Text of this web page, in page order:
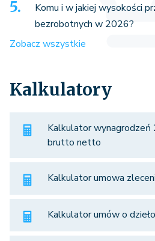
Komu i w jakiej wysokości
bezrobotnych w 2026?
Zobacz wszystkie
Kalkulatory
Kalkulator
brutto netto
Kalkulator umowa
Kalkulator umów o